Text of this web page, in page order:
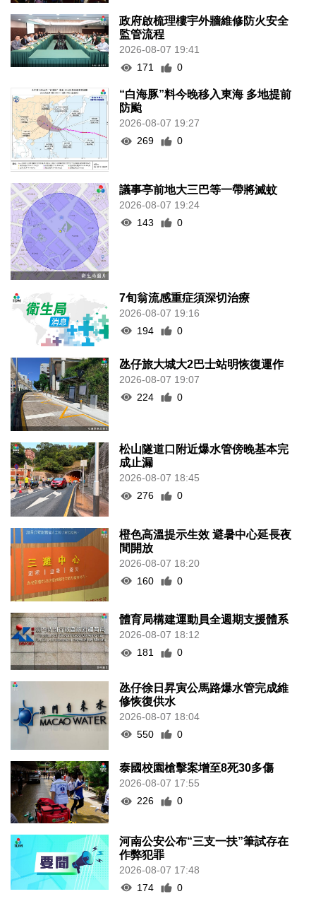
政府啟梳理樓宇外牆維修防火安全
監管流程
2026-08-07 19:41
171
0
“白海豚”料今晚移入東海 多地提前
防颱
2026-08-07 19:27
269
0
議事亭前地大三巴等一帶將滅蚊
2026-08-07 19:24
143
0
7旬翁流感重症須深切治療
2026-08-07 19:16
194
0
氹仔旅大城大2巴士站明恢復運作
2026-08-07 19:07
224
0
松山隧道口附近爆水管傍晚基本完
成止漏
2026-08-07 18:45
276
0
橙色高溫提示生效 避暑中心延長夜
間開放
2026-08-07 18:20
160
0
體育局構建運動員全週期支援體系
2026-08-07 18:12
181
0
氹仔徐日昇寅公馬路爆水管完成維
修恢復供水
2026-08-07 18:04
550
0
泰國校園槍擊案增至8死30多傷
2026-08-07 17:55
226
0
河南公安公布“三支一扶”筆試存在
作弊犯罪
2026-08-07 17:48
174
0